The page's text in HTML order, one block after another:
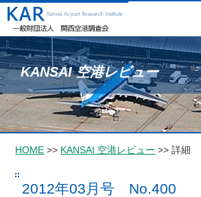
KANSAI 空港レビュー
HOME >> KANSAI 空港レビュー >> 詳細
2012年03月号 No.400